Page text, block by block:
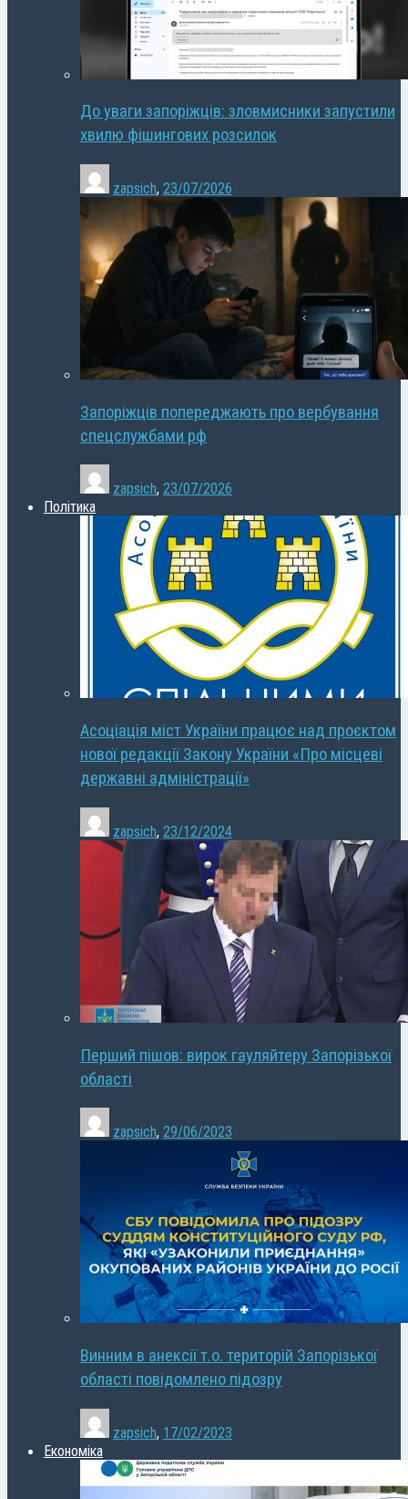
До уваги запоріжців: зловмисники запустили
хвилю фішингових розсилок
zapsich, 23/07/2026
Запоріжців попереджають про вербування
спецслужбами рф
zapsich, 23/07/2026
Політика
Асоціація міст України працює над проєктом
нової редакції Закону України «Про місцеві
державні адміністрації»
zapsich, 23/12/2024
Перший пішов: вирок гауляйтеру Запорізької
області
zapsich, 29/06/2023
Винним в анексії т.о. територій Запорізької
області повідомлено підозру
zapsich, 17/02/2023
Економіка